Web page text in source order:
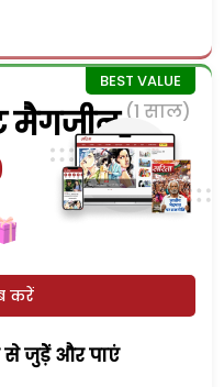
मैगजीन (1 साल)
करें
से जुड़ेें और पाएं